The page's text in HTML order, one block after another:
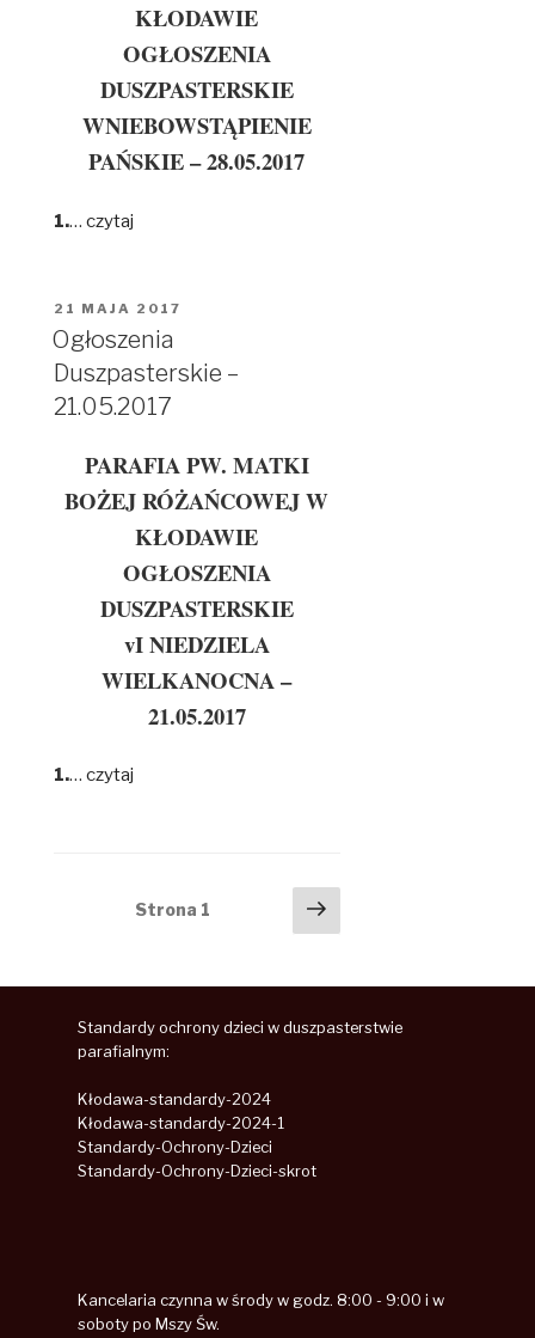
KŁODAWIE
OGŁOSZENIA
DUSZPASTERSKIE
WNIEBOWSTĄPIENIE
PAŃSKIE – 28.05.2017
1.… czytaj
OPUBLIKOWANE
W
21 MAJA 2017
Ogłoszenia
Duszpasterskie –
21.05.2017
PARAFIA PW. MATKI
BOŻEJ RÓŻAŃCOWEJ W
KŁODAWIE
OGŁOSZENIA
DUSZPASTERSKIE
vI NIEDZIELA
WIELKANOCNA –
21.05.2017
1.… czytaj
Stronicowanie
Strona 1
Następna
strona
Standardy ochrony dzieci w duszpasterstwie
parafialnym:
Kłodawa-standardy-2024
Kłodawa-standardy-2024-1
Standardy-Ochrony-Dzieci
Standardy-Ochrony-Dzieci-skrot
Kancelaria czynna w środy w godz. 8:00 - 9:00 i w
soboty po Mszy Św.